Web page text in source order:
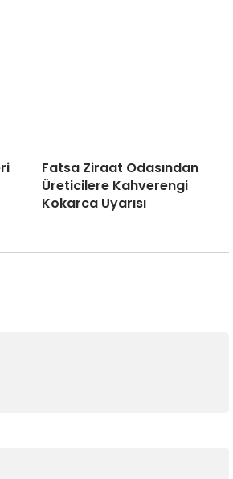
Fatsa Ziraat Odasından
Üreticilere Kahverengi
Kokarca Uyarısı